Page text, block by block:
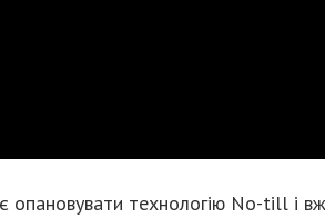
опановувати технологію No-till і